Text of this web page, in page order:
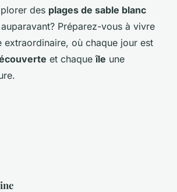
des plages de sable blanc
Préparez-vous à vivre
extraordinaire, où chaque jour est
et chaqueîle une